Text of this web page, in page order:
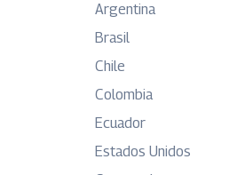
Argentina
Brasil
Chile
Colombia
Ecuador
Estados Unidos